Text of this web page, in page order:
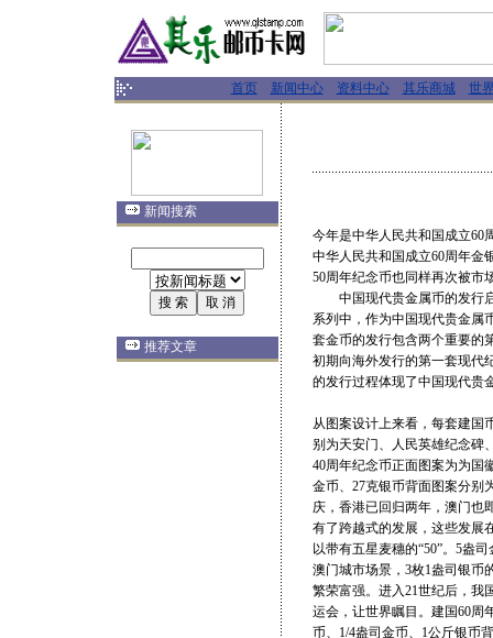
首页 新闻中心 资料中心 其乐商城 世
新闻搜索
推荐文章
今年是中华人民共和国成立60
中华人民共和国成立60周年金
50周年纪念币也同样再次被市
中国现代贵金属币的发行启
系列中，作为中国现代贵金
套金币的发行包含两个重要的
初期向海外发行的第一套现代
的发行过程体现了中国现代贵
从图案设计上来看，每套建国
别为天安门、人民英雄纪念碑
40周年纪念币正面图案为为国
金币、27克银币背面图案分别
庆，香港已回归两年，澳门也
有了跨越式的发展，这些发展
以带有五星麦穗的“50”。5盎
澳门城市场景，3枚1盎司银币
繁荣富强。进入21世纪后，我
运会，让世界瞩目。建国60周
币、1/4盎司金币、1公斤银币